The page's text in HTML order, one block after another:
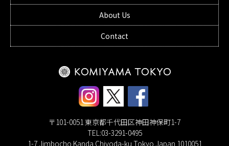
About Us
Contact
〒101-0051 東京都千代田区神田神保町1-7
TEL:03-3291-0495
1-7 Jimbocho Kanda Chiyoda-ku Tokyo Japan 1010051